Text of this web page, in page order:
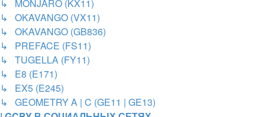
↳ MONJARO (KX11)
↳ OKAVANGO (VX11)
↳ OKAVANGO (GB836)
↳ PREFACE (FS11)
↳ TUGELLA (FY11)
↳ E8 (E171)
↳ EX5 (E245)
↳ GEOMETRY A | C (GE11 | GE13)